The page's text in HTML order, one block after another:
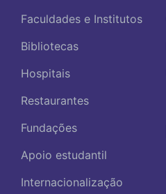
Faculdades e Institutos
Bibliotecas
Hospitais
Restaurantes
Fundações
Apoio estudantil
Internacionalização